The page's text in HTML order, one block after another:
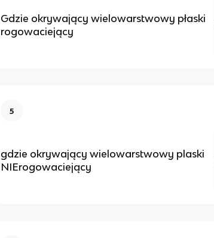
Gdzie okrywający wielowarstwowy płaski
rogowaciejący
5
gdzie okrywający wielowarstwowy plaski
NIErogowaciejący